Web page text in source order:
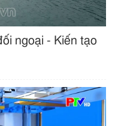
ngoại - Kiến tạo